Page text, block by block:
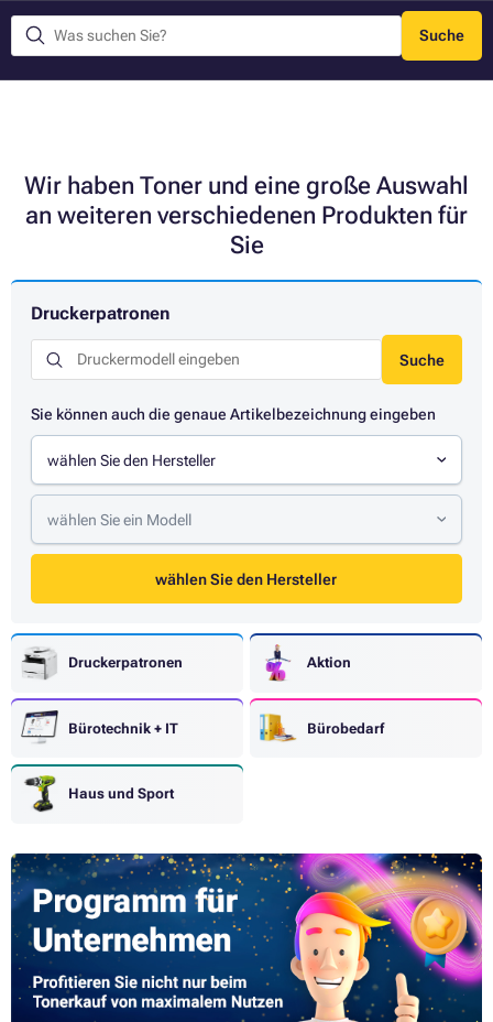
Suche
Menü
Wir haben Toner und eine große Auswahl
an weiteren verschiedenen Produkten für
Sie
Druckerpatronen
Suche
Sie können auch die genaue Artikelbezeichnung eingeben
wählen Sie den Hersteller
wählen Sie ein Modell
wählen Sie den Hersteller
Druckerpatronen Aktion
Bürotechnik + IT Bürobedarf
Haus und Sport